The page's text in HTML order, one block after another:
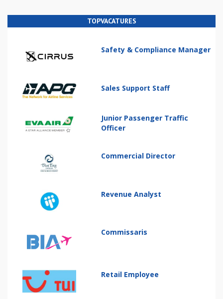
TOPVACATURES
Safety & Compliance Manager
Sales Support Staff
Junior Passenger Traffic
Officer
Commercial Director
Revenue Analyst
Commissaris
Retail Employee